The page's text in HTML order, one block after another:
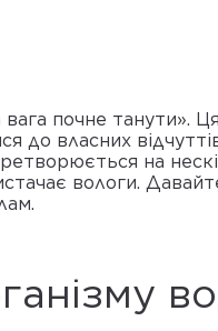
почне танути».
до власних
на
вологи.